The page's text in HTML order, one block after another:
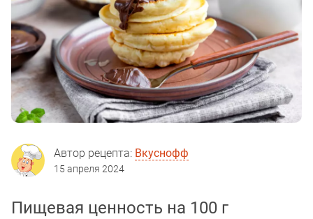
Автор рецепта: Вкуснофф
15 апреля 2024
Пищевая ценность на 100 г